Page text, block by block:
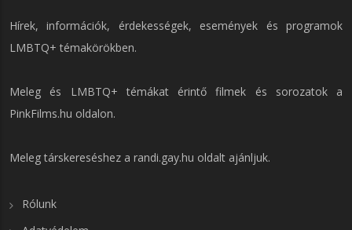
Hírek, információk, érdekességek, események és programok
LMBTQ+ témakörökben.
Meleg és LMBTQ+ témákat érintő filmek és sorozatok a
PinkFilms.hu oldalon.
Meleg társkereséshez a randi.gay.hu oldalt ajánljuk.
Rólunk